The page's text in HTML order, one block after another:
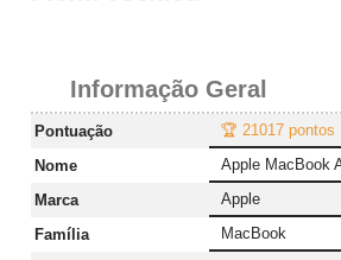
Informação Geral
Pontuação
🏆 21017 pontos
Nome
Apple MacBook
Marca
Apple
Família
MacBook